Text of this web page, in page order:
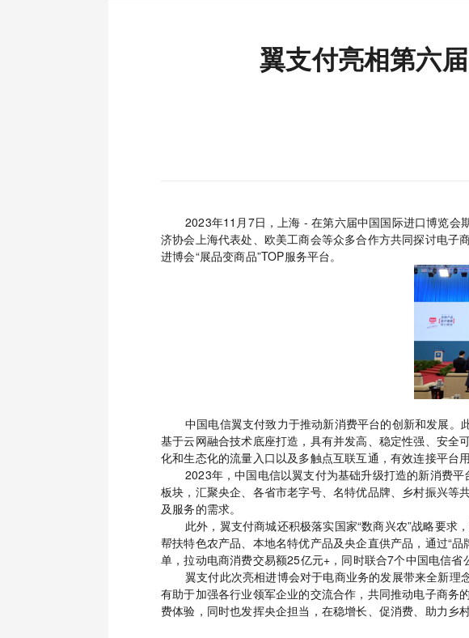
翼支付亮相第六
2023年11月7日，上海 - 在第六届中国国际进口博览会
济协会上海代表处、欧美工商会等众多合作方共同探讨电子
进博会“展品变商品”TOP服务平台。
中国电信翼支付致力于推动新消费平台的创新和发展
基于云网融合技术底座打造，具有并发高、稳定性强、安
化和生态化的流量入口以及多触点互联互通，有效连接平台
2023年，中国电信以翼支付为基础升级打造的新消费
板块，汇聚央企、各省市老字号、名特优品牌、乡村振兴
及服务的需求。
此外，翼支付商城还积极落实国家“数商兴农”战略要
帮扶特色农产品、本地名特优产品及央企直供产品，通过“
单，拉动电商消费交易额25亿元+，同时联合7个中国电信
翼支付此次亮相进博会对于电商业务的发展带来全新理
有助于加强各行业领军企业的交流合作，共同推动电子商务
费体验，同时也发挥央企担当，在稳增长、促消费、助力乡